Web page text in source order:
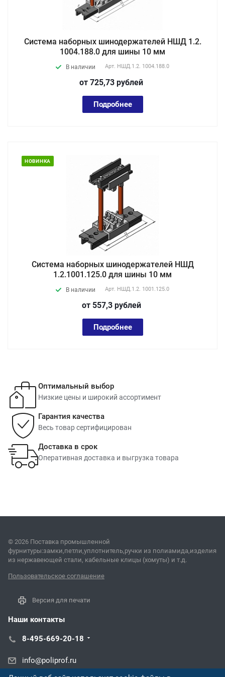
Система наборных шинодержателей НШД 1.2.
1004.188.0 для шины 10 мм
В наличии Арт. НШД.1.2. 1004.188.0
от 725,73 рублей
Подробнее
НОВИНКА
Система наборных шинодержателей НШД
1.2.1001.125.0 для шины 10 мм
В наличии Арт. НШД.1.2. 1001.125.0
от 557,3 рублей
Подробнее
Оптимальный выбор
Низкие цены и широкий ассортимент
Гарантия качества
Весь товар сертифицирован
Доставка в срок
Оперативная доставка и выгрузка товара
© 2026 Поставка промышленной
фурнитуры:замки,петли,уплотнитель,ручки из полиамида,изделия
из нержавеющей стали, кабельные клицы (хомуты) и т.д.
Пользовательское соглашение
Версия для печати
Наши контакты
8-495-669-20-18
info@poliprof.ru